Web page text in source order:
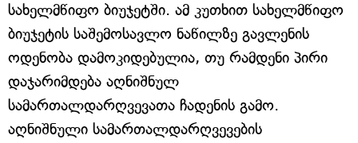
სახელმწიფო ბიუჯეტში. ამ კუთხით სახელმწიფო
ბიუჯეტის საშემოსავლო ნაწილზე გავლენის
ოდენობა დამოკიდებულია, თუ რამდენი პირი
დაჯარიმდება აღნიშნულ
სამართალდარღვევათა ჩადენის გამო.
აღნიშნული სამართალდარღვევების